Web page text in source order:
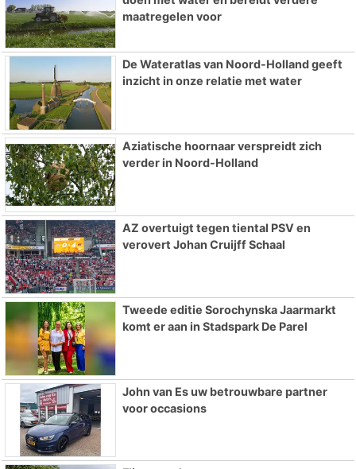
maatregelen voor
De Wateratlas van Noord-Holland geeft
inzicht in onze relatie met water
Aziatische hoornaar verspreidt zich
verder in Noord-Holland
AZ overtuigt tegen tiental PSV en
verovert Johan Cruijff Schaal
Tweede editie Sorochynska Jaarmarkt
komt er aan in Stadspark De Parel
John van Es uw betrouwbare partner
voor occasions